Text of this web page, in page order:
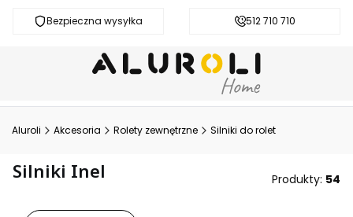
Bezpieczna wysyłka Darmowa dostawa od 200 zł
512 710 710
Aluroli Akcesoria Rolety zewnętrzne Silniki do rolet
Silniki Inel Produkty: 54